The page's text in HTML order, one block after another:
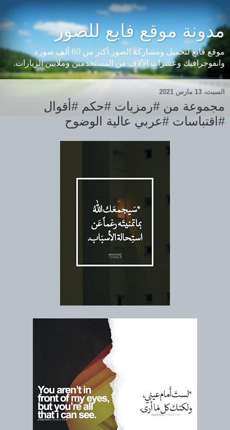
مدونة موقع فايع للصور
موقع فايع لتحميل ومشاركة الصور.أكثر من 60 ألف صورة
وانفوجرافيك وعشرات الآلاف من المستخدمين وملايين الزيارات.
السبت، 13 مارس 2021
مجموعة من #رمزيات #حكم #أقوال
#اقتباسات #عربي عالية الوضوح